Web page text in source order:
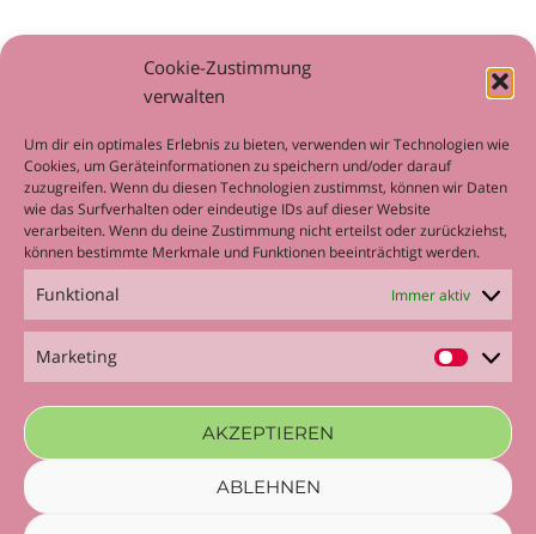
Cookie-Zustimmung
verwalten
Um dir ein optimales Erlebnis zu bieten, verwenden wir Technologien wie
Cookies, um Geräteinformationen zu speichern und/oder darauf
zuzugreifen. Wenn du diesen Technologien zustimmst, können wir Daten
wie das Surfverhalten oder eindeutige IDs auf dieser Website
verarbeiten. Wenn du deine Zustimmung nicht erteilst oder zurückziehst,
können bestimmte Merkmale und Funktionen beeinträchtigt werden.
Funktional Immer aktiv
Marketing
AKZEPTIEREN
ABLEHNEN
META
Anmelden
Eintrags-Feed
Kommentar-Feed
WordPress.org